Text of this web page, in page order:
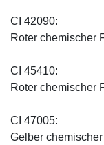
CI 42090:
Roter chemischer
CI 45410:
Roter chemischer
CI 47005:
Gelber